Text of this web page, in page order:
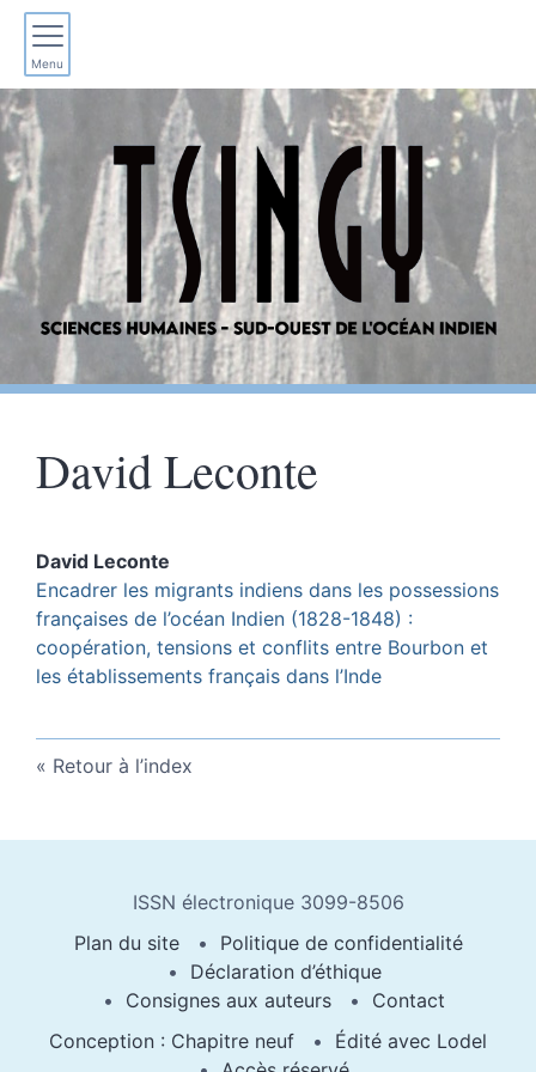
Menu
DavidLeconte
David Leconte
Encadrer les migrants indiens dans les possessions
françaises de l’océan Indien (1828-1848) :
coopération, tensions et conflits entre Bourbon et
les établissements français dans l’Inde
Retour à l’index
ISSN électronique 3099-8506
Plan du site
Politique de confidentialité
Déclaration d’éthique
Consignes aux auteurs
Contact
Conception : Chapitre neuf
Édité avec Lodel